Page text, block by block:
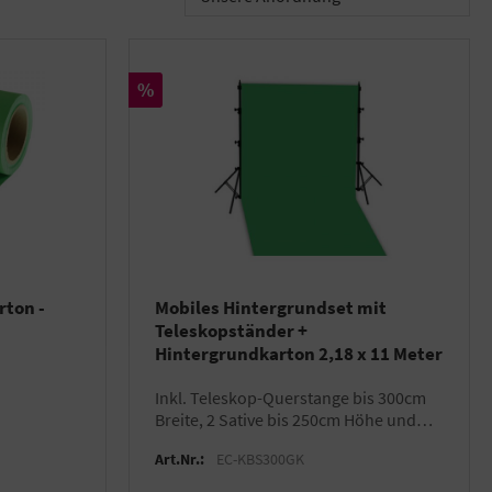
-
Rabatt
%
Mobiles Hintergrundset mit
Teleskopständer +
Hintergrundkarton 2,18 x 11 Meter
inkl. Teleskop-Querstange bis 300cm
Breite, 2 Sative bis 250cm Höhe und
Art.Nr.: EC-KBS300GK